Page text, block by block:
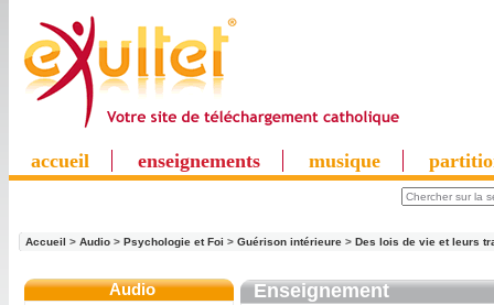
accueil enseignements musique
Accueil > Audio > Psychologie et Foi > Guérison intérieure > Des lois de vie et leurs
Audio Enseignement